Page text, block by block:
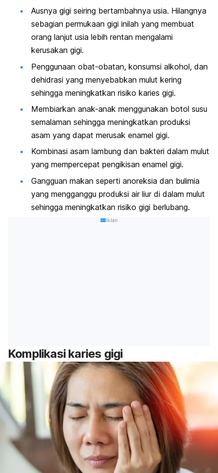
Ausnya gigi seiring bertambahnya usia. Hilangnya
sebagian permukaan gigi inilah yang membuat
orang lanjut usia lebih rentan mengalami
kerusakan gigi.
Penggunaan obat-obatan, konsumsi alkohol, dan
dehidrasi yang menyebabkan mulut kering
sehingga meningkatkan risiko karies gigi.
Membiarkan anak-anak menggunakan botol susu
semalaman sehingga meningkatkan produksi
asam yang dapat merusak enamel gigi.
Kombinasi asam lambung dan bakteri dalam mulut
yang mempercepat pengikisan enamel gigi.
Gangguan makan seperti anoreksia dan bulimia
yang mengganggu produksi air liur di dalam mulut
sehingga meningkatkan risiko gigi berlubang.
Iklan
Komplikasi karies gigi